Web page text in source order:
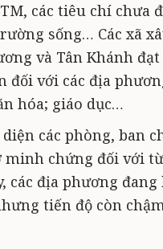
các tiêu chí chưa
sống… Các xã
và Tân Khánh
đối với các địa
hóa; giáo dục…
các phòng, ban
minh chứng đối với
các địa phương
tiến độ còn